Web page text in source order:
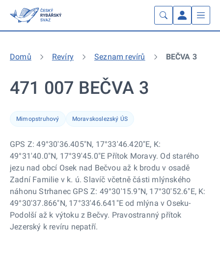
Domů Revíry Seznam revírů BEČVA 3
471 007 BEČVA 3
Mimopstruhový Moravskoslezský ÚS
GPS Z: 49°30'36.405"N, 17°33'46.420"E, K:
49°31'40.0"N, 17°39'45.0"E Přítok Moravy. Od starého
jezu nad obcí Osek nad Bečvou až k brodu v osadě
Zadní Familie v k. ú. Slavíč včetně části mlýnského
náhonu Strhanec GPS Z: 49°30'15.9"N, 17°30'52.6"E, K:
49°30'37.866"N, 17°33'46.641"E od mlýna v Oseku-
Podolší až k výtoku z Bečvy. Pravostranný přítok
Jezerský k revíru nepatří.